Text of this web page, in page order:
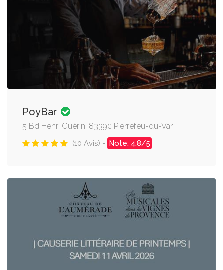
PoyBar
5 Bd Henri Guérin, 83390 Pierrefeu-du-Var
(10 Avis) - Note: 4.8/5